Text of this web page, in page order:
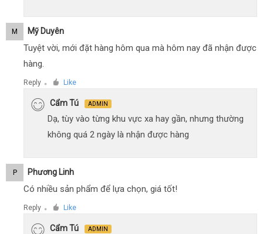
M Mỹ Duyên
Tuyệt vời, mới đặt hàng hôm qua mà hôm nay đã nhận được
hàng.
Reply ● Like
Cẩm Tú ADMIN
Dạ, tùy vào từng khu vực xa hay gần, nhưng thường
không quá 2 ngày là nhận được hàng
P Phương Linh
Có nhiều sản phẩm để lựa chọn, giá tốt!
Reply ● Like
Cẩm Tú ADMIN